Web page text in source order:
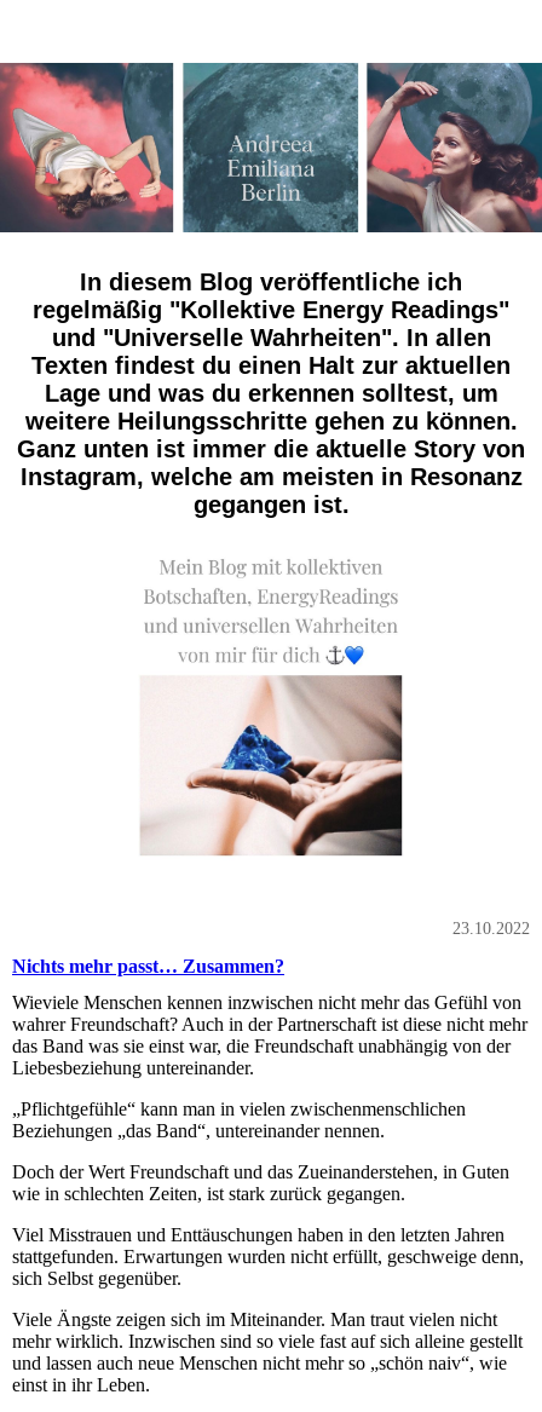
In diesem Blog veröffentliche ich
regelmäßig "Kollektive Energy Readings"
und "Universelle Wahrheiten". In allen
Texten findest du einen Halt zur aktuellen
Lage und was du erkennen solltest, um
weitere Heilungsschritte gehen zu können.
Ganz unten ist immer die aktuelle Story von
Instagram, welche am meisten in Resonanz
gegangen ist.
23.10.2022
Nichts mehr passt… Zusammen?
Wieviele Menschen kennen inzwischen nicht mehr das Gefühl von
wahrer Freundschaft? Auch in der Partnerschaft ist diese nicht mehr
das Band was sie einst war, die Freundschaft unabhängig von der
Liebesbeziehung untereinander.
„Pflichtgefühle“ kann man in vielen zwischenmenschlichen
Beziehungen „das Band“, untereinander nennen.
Doch der Wert Freundschaft und das Zueinanderstehen, in Guten
wie in schlechten Zeiten, ist stark zurück gegangen.
Viel Misstrauen und Enttäuschungen haben in den letzten Jahren
stattgefunden. Erwartungen wurden nicht erfüllt, geschweige denn,
sich Selbst gegenüber.
Viele Ängste zeigen sich im Miteinander. Man traut vielen nicht
mehr wirklich. Inzwischen sind so viele fast auf sich alleine gestellt
und lassen auch neue Menschen nicht mehr so „schön naiv“, wie
einst in ihr Leben.